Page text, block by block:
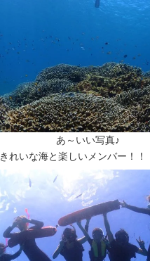
あ～いい写真♪
きれいな海と楽しいメンバー！！